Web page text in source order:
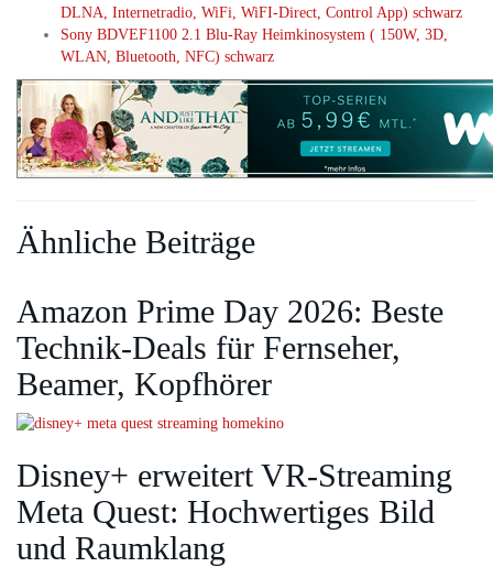
DLNA, Internetradio, WiFi, WiFI-Direct, Control App) schwarz
Sony BDVEF1100 2.1 Blu-Ray Heimkinosystem ( 150W, 3D,
WLAN, Bluetooth, NFC) schwarz
Ähnliche Beiträge
Amazon Prime Day 2026: Beste
Technik-Deals für Fernseher,
Beamer, Kopfhörer
Disney+ erweitert VR‑Streaming
Meta Quest: Hochwertiges Bild
und Raumklang